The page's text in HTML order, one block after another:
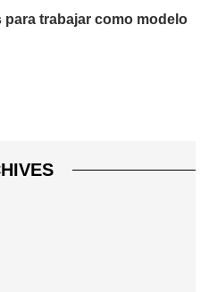
para trabajar como modelo